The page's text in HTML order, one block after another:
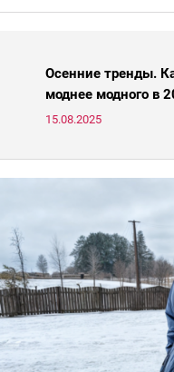
Осенние тренды.
моднее модного в
носить, а что нет
15.08.2025